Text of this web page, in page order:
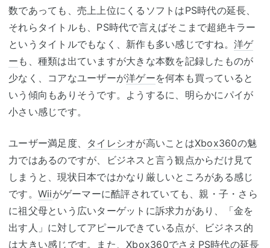
数であっても、売上上位にくるソフトはPS時代の延長、
それらタイトルも、PS時代で言えばそこまで超絶キラー
というタイトルでもなく、新作も多い感じですね。 洋ゲ
ー も、種類は出ていますが大きな本数を記録したものが
少なく、コアなユーザーが洋ゲーを何本も買っていると
いう傾向もありそうです。ようするに、明らかにパイが
小さい感じです。
ユーザー満足度、 タイレシオが高いことはXbox360の魅
力ではあるのですが、ビジネスと言う観点からだけ見て
しまうと、現状日本ではかなり厳しいところがある感じ
です。 Wiiがゲーマーに酷評されていても、親・子・さら
に祖父母という広いターゲットに訴求力があり、「金を
出す人」に対してアピールできている点が、ビジネス的
は大きい感じです。また、 Xbox360でさえPS時代の延長